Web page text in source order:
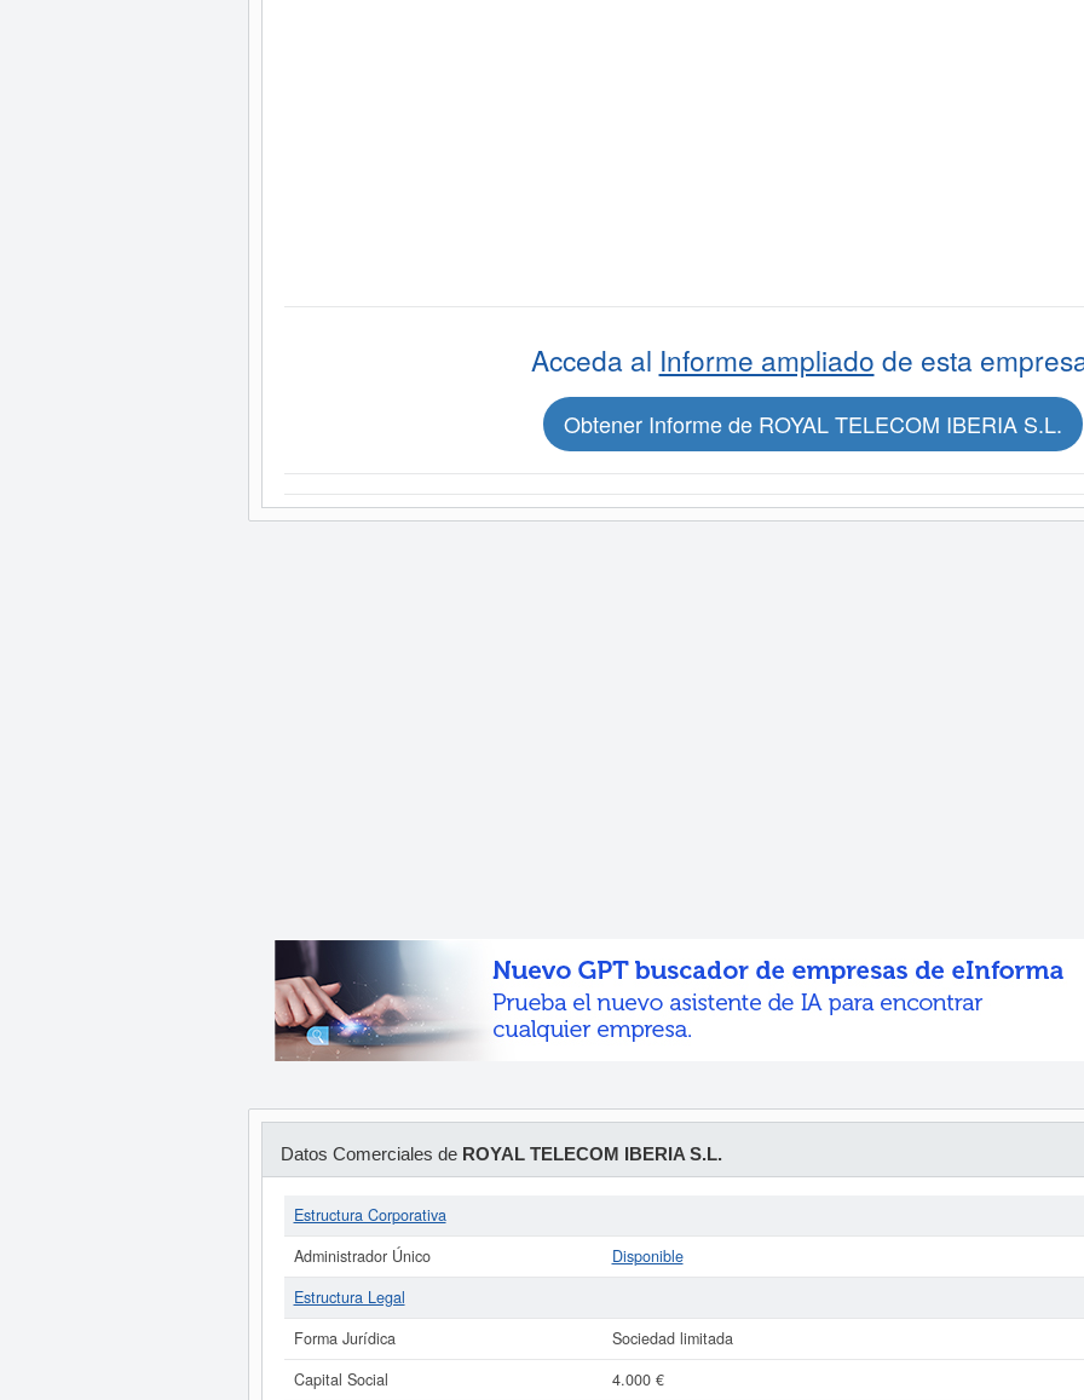
Acceda al Informe ampliado de esta
Obtener Informe de ROYAL TELECOM IBERIA S.L.
Datos Comerciales de ROYAL TELECOM IBERIA S.L.
Estructura Corporativa
Administrador Único
Disponible
Estructura Legal
Forma Jurídica
Sociedad limitada
Capital Social
4.000 €